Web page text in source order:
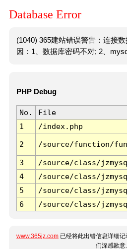
Database Error
(1040) 365建站错误警告：连接
因：1、数据库密码不对; 2、
PHP Debug
No. File
1
/index.php
2 /source/function/
3 /source/class/
4
/source/class/
5
/source/class/
6
/source/class/
www.365jz.com 已经将此出错信息详细
们深感歉意.